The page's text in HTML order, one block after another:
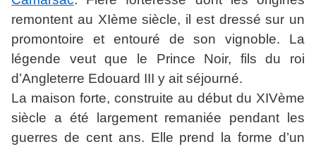
remontent au XIème siècle, il est dressé sur un
promontoire et entouré de son vignoble. La
légende veut que le Prince Noir, fils du roi
d’Angleterre Edouard III y ait séjourné.
La maison forte, construite au début du XIVème
siècle a été largement remaniée pendant les
guerres de cent ans. Elle prend la forme d’un